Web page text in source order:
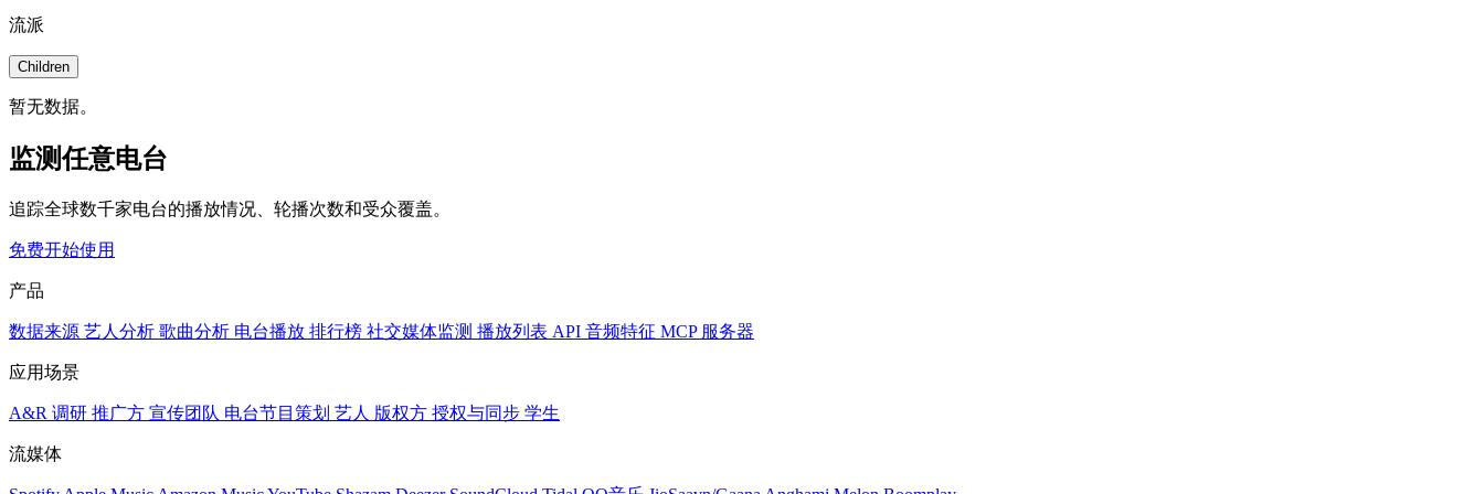
流派
Children
暂无数据。
监测任意电台
追踪全球数千家电台的播放情况、轮播次数和受众覆盖。
免费开始使用
产品
数据来源 艺人分析 歌曲分析 电台播放 排行榜 社交媒体监测 播放列表 API 音频特征 MCP 服务器
应用场景
A&R 调研 推广方 宣传团队 电台节目策划 艺人 版权方 授权与同步 学生
流媒体